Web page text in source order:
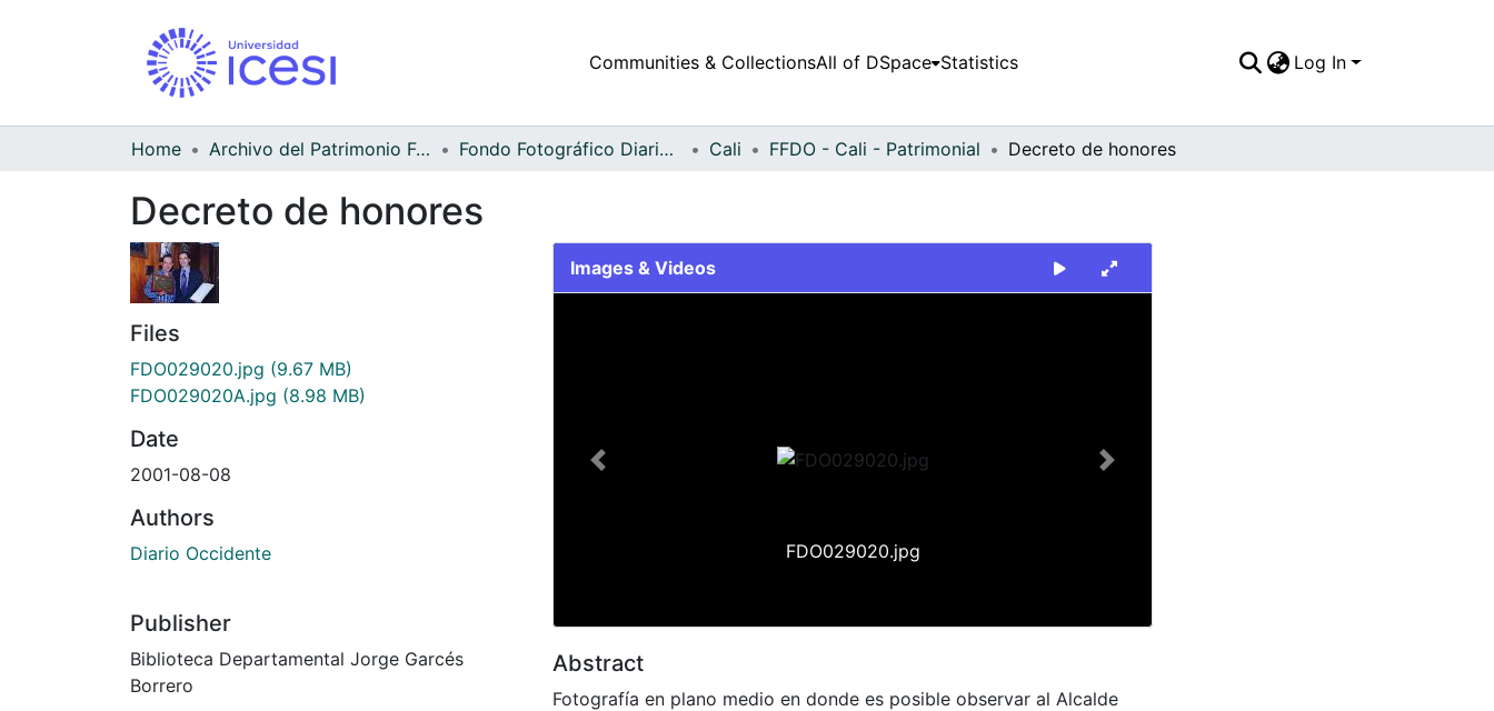
Communities & CollectionsAll of DSpace Statistics Log In
Home Archivo del Patrimonio Fotográfico y Fílmico del Valle del Cauca Fondo Fotográfico Diario Occidente Cali FFDO - Cali - Patrimonial Decreto de honores
Decreto de honores
Files
FDO029020.jpg (9.67 MB)
FDO029020A.jpg (8.98 MB)
Date
2001-08-08
Authors
Diario Occidente
Publisher
Biblioteca Departamental Jorge Garcés
Borrero
Images & Videos
FDO029020.jpg
Previous Next
Abstract
Fotografía en plano medio en donde es posible observar al Alcalde